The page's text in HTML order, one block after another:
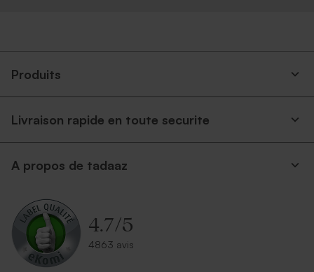
Produits
Livraison rapide en toute securite
A propos de tadaaz
4.7/5
4863 avis